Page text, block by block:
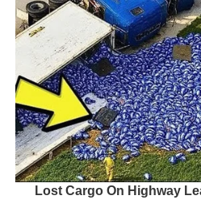
Lost Cargo On Highway